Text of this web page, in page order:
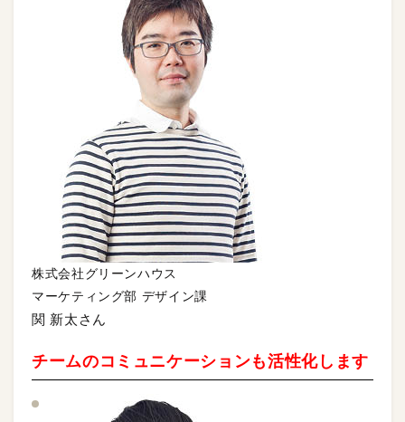
株式会社グリーンハウス
マーケティング部 デザイン課
関 新太さん
チームのコミュニケーションも活性化します